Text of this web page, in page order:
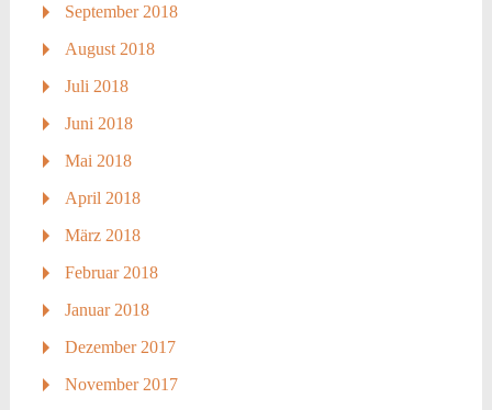
September 2018
August 2018
Juli 2018
Juni 2018
Mai 2018
April 2018
März 2018
Februar 2018
Januar 2018
Dezember 2017
November 2017